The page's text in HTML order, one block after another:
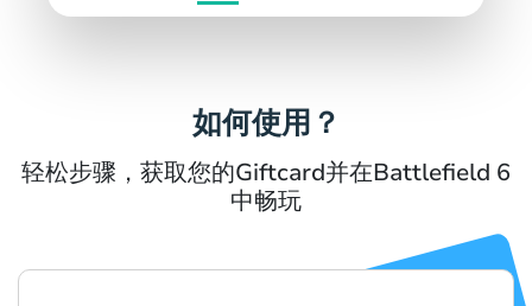
如何使用？
轻松步骤，获取您的Giftcard并在Battlefield 6
中畅玩